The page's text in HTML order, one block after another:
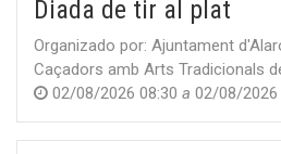
Diada de tir al plat
Organizado por: Ajuntament
Caçadors amb Arts Tradicionals
02/08/2026 08:30 a 02/08/2026